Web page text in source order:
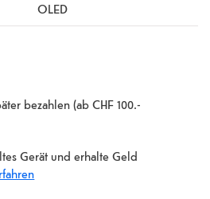
OLED
bezahlen (ab CHF 100.-
Gerät und erhalte Geld